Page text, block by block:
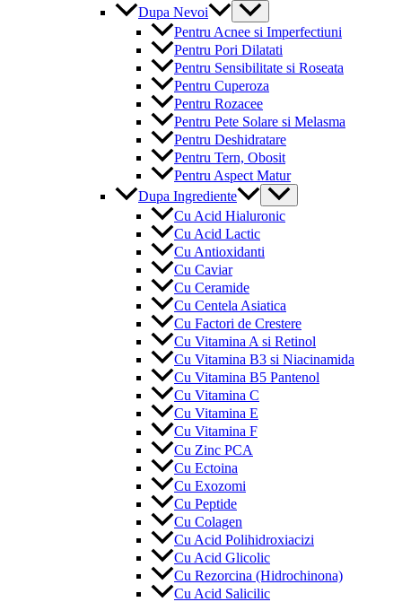
Dupa Nevoi
Menu
Toggle
Pentru Acnee si Imperfectiuni
Pentru Pori Dilatati
Pentru Sensibilitate si Roseata
Pentru Cuperoza
Pentru Rozacee
Pentru Pete Solare si Melasma
Pentru Deshidratare
Pentru Tern, Obosit
Pentru Aspect Matur
Dupa Ingrediente
Menu
Toggle
Cu Acid Hialuronic
Cu Acid Lactic
Cu Antioxidanti
Cu Caviar
Cu Ceramide
Cu Centela Asiatica
Cu Factori de Crestere
Cu Vitamina A si Retinol
Cu Vitamina B3 si Niacinamida
Cu Vitamina B5 Pantenol
Cu Vitamina C
Cu Vitamina E
Cu Vitamina F
Cu Zinc PCA
Cu Ectoina
Cu Exozomi
Cu Peptide
Cu Colagen
Cu Acid Polihidroxiacizi
Cu Acid Glicolic
Cu Rezorcina (Hidrochinona)
Cu Acid Salicilic